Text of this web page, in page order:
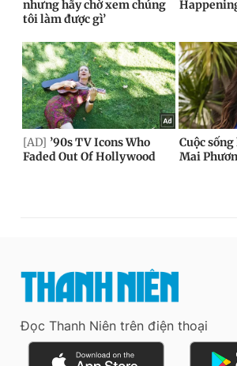
Đọc Thanh Niên trên điện thoại